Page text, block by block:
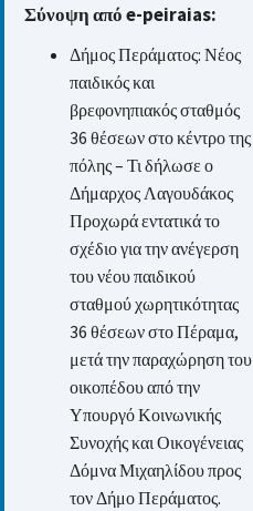
Σύνοψη από e-peiraias:
Δήμος Περάματος: Νέος
παιδικός και
βρεφονηπιακός σταθμός
36 θέσεων στο κέντρο της
πόλης – Τι δήλωσε ο
Δήμαρχος Λαγουδάκος
Προχωρά εντατικά το
σχέδιο για την ανέγερση
του νέου παιδικού
σταθμού χωρητικότητας
36 θέσεων στο Πέραμα,
μετά την παραχώρηση του
οικοπέδου από την
Υπουργό Κοινωνικής
Συνοχής και Οικογένειας
Δόμνα Μιχαηλίδου προς
τον Δήμο Περάματος.